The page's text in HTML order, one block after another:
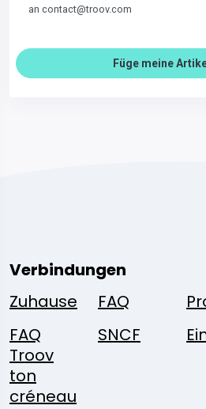
an contact@troov.com
Füge meine
Verbindungen
Zuhause
FAQ
FAQ
Troov
ton
créneau
SNCF